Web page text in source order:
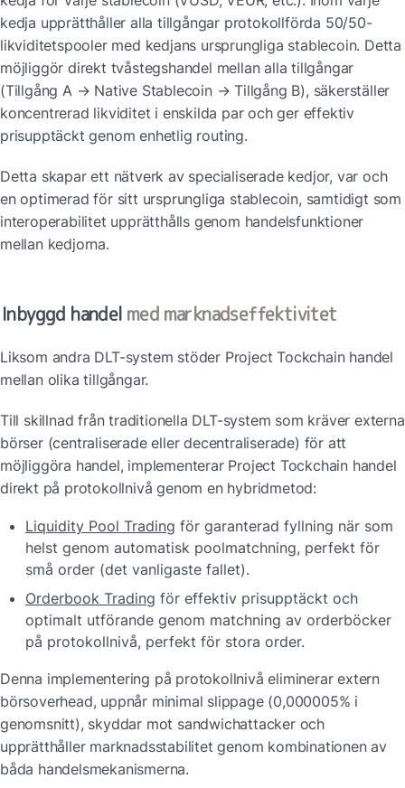
kedja upprätthåller alla tillgångar protokollförda 50/50-
likviditetspooler med kedjans ursprungliga stablecoin. Detta
möjliggör direkt tvåstegshandel mellan alla tillgångar
(Tillgång A → Native Stablecoin → Tillgång B), säkerställer
koncentrerad likviditet i enskilda par och ger effektiv
prisupptäckt genom enhetlig routing.
Detta skapar ett nätverk av specialiserade kedjor, var och
en optimerad för sitt ursprungliga stablecoin, samtidigt som
interoperabilitet upprätthålls genom handelsfunktioner
mellan kedjorna.
Inbyggd handel med marknadseffektivitet
Liksom andra DLT-system stöder Project Tockchain handel
mellan olika tillgångar.
Till skillnad från traditionella DLT-system som kräver externa
börser (centraliserade eller decentraliserade) för att
möjliggöra handel, implementerar Project Tockchain handel
direkt på protokollnivå genom en hybridmetod:
Liquidity Pool Trading för garanterad fyllning när som
helst genom automatisk poolmatchning, perfekt för
små order (det vanligaste fallet).
Orderbook Trading för effektiv prisupptäckt och
optimalt utförande genom matchning av orderböcker
på protokollnivå, perfekt för stora order.
Denna implementering på protokollnivå eliminerar extern
börsoverhead, uppnår minimal slippage (0,000005% i
genomsnitt), skyddar mot sandwichattacker och
upprätthåller marknadsstabilitet genom kombinationen av
båda handelsmekanismerna.